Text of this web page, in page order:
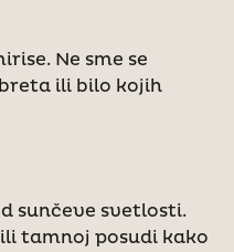
Ne sme se
ili bilo kojih
sunčeve svetlosti.
tamnoj posudi kako